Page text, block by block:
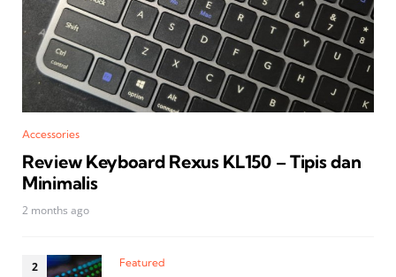
Accessories
Review Keyboard Rexus KL150 – Tipis dan
Minimalis
2 months ago
Featured